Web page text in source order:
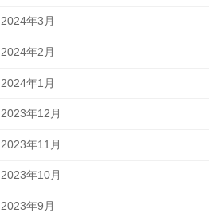
2024年3月
2024年2月
2024年1月
2023年12月
2023年11月
2023年10月
2023年9月